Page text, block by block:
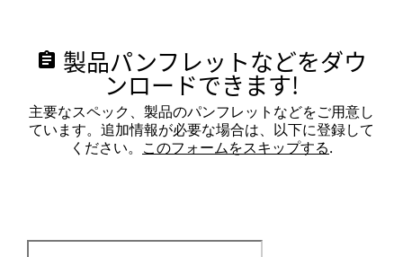
assignment 製品パンフレットなどをダウ
ンロードできます!
主要なスペック、製品のパンフレットなどをご用意し
ています。追加情報が必要な場合は、以下に登録して
ください。 このフォームをスキップする.